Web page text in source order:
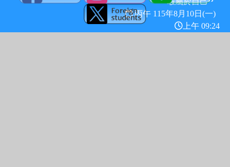
丙午 115年8月10日(一)
上午 09:24